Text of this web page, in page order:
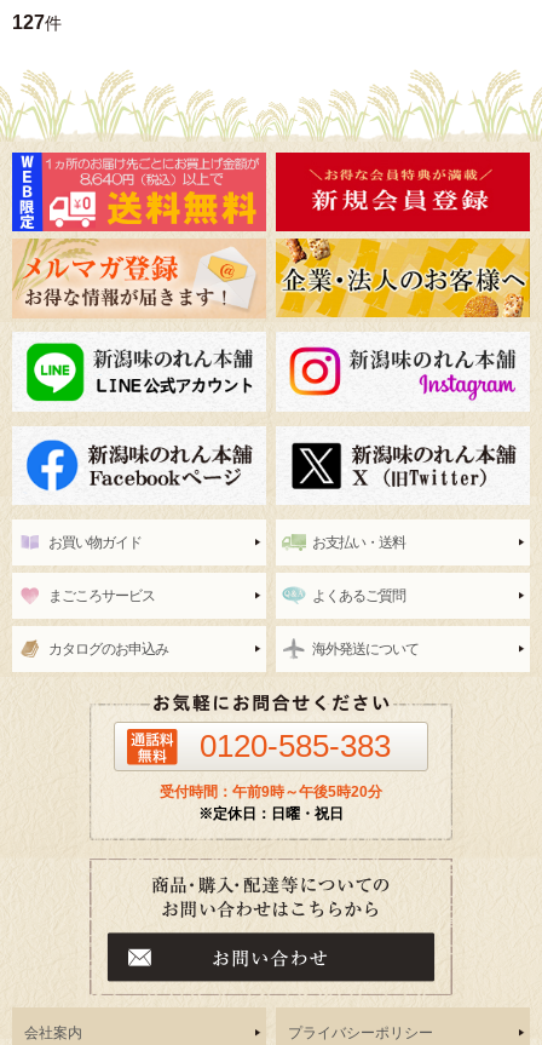
127件
お買い物ガイド お支払い・送料
まごころサービス よくあるご質問
カタログのお申込み 海外発送について
0120-585-383
受付時間：午前9時～午後5時20分
※定休日：日曜・祝日
会社案内 プライバシーポリシー